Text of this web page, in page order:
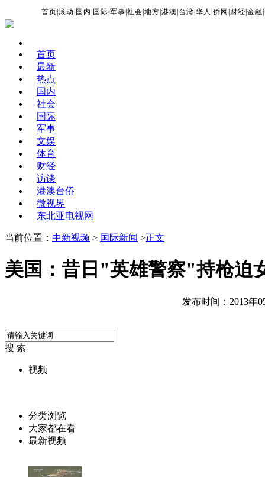
首页 |滚动 国内 国际 |军事 |社会 |地方 |港澳 台湾 |华人 |侨网 财经 |金融 |
首页
最新
热点
国内
社会
国际
军事
文娱
体育
财经
访谈
港澳台侨
微视界
东北亚电视网
当前位置： 中新视频 > 国际新闻 >正文
美国：昔日"英雄警察"持枪迫
发布时间：2013年
搜 索
视频
分类浏览
大家都在看
最新视频